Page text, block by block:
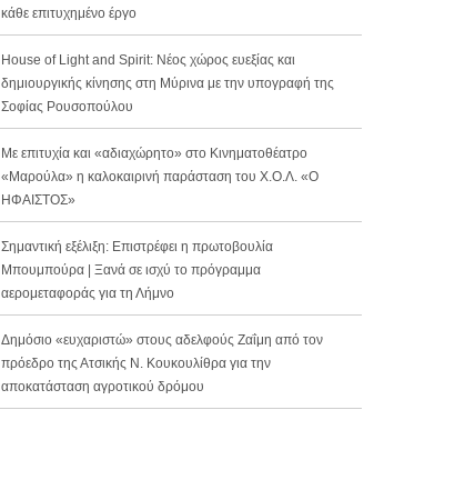
κάθε επιτυχημένο έργο
House of Light and Spirit: Νέος χώρος ευεξίας και
δημιουργικής κίνησης στη Μύρινα με την υπογραφή της
Σοφίας Ρουσοπούλου
Με επιτυχία και «αδιαχώρητο» στο Κινηματοθέατρο
«Μαρούλα» η καλοκαιρινή παράσταση του Χ.Ο.Λ. «Ο
ΗΦΑΙΣΤΟΣ»
Σημαντική εξέλιξη: Επιστρέφει η πρωτοβουλία
Μπουμπούρα | Ξανά σε ισχύ το πρόγραμμα
αερομεταφοράς για τη Λήμνο
Δημόσιο «ευχαριστώ» στους αδελφούς Ζαΐμη από τον
πρόεδρο της Ατσικής Ν. Κουκουλίθρα για την
αποκατάσταση αγροτικού δρόμου